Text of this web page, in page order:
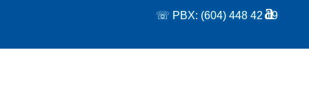
☏ PBX: (604) 448 42 19